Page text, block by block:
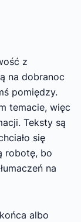
z
na dobranoc
pomiędzy.
temacie, więc
Teksty są
się
robotę, bo
na
albo